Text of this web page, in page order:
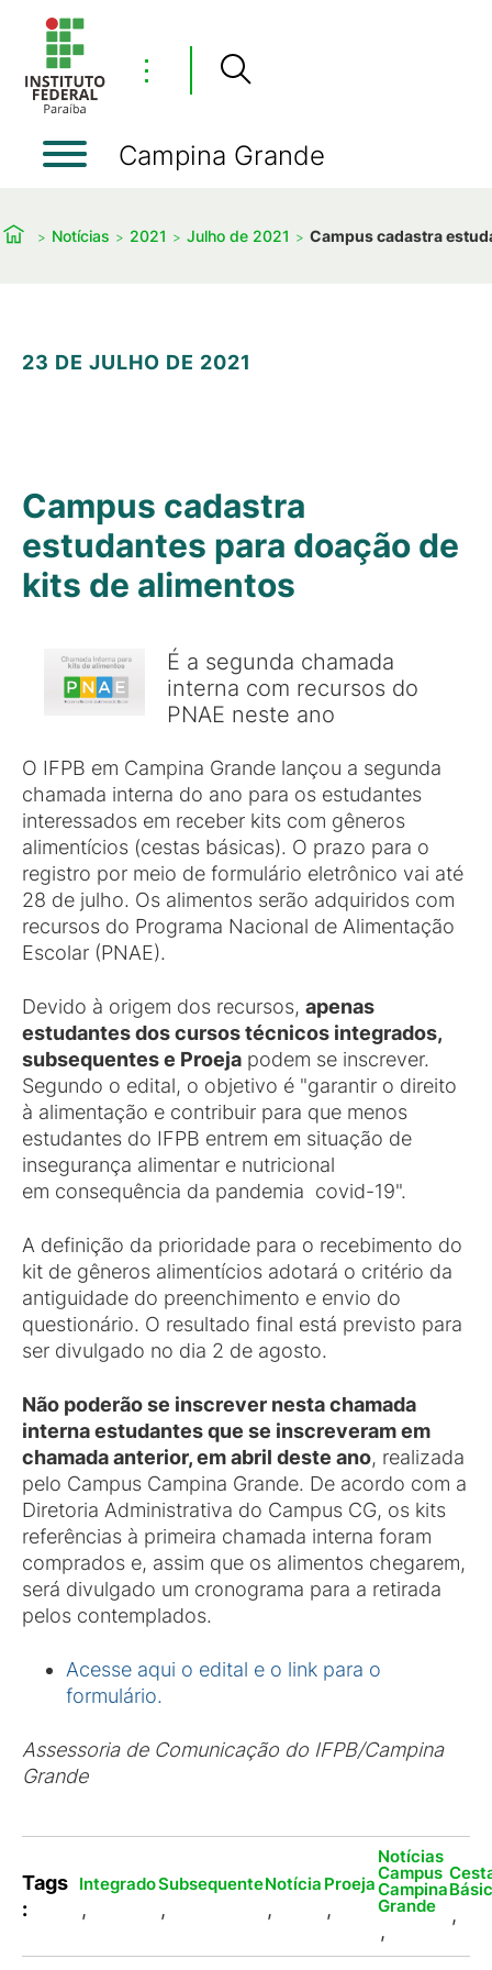
⋮
Campina Grande
Notícias 2021 Julho de 2021 Campus cadastra
23 DE JULHO DE 2021
Campus cadastra
estudantes para doação de
kits de alimentos
É a segunda chamada
interna com recursos do
PNAE neste ano
O IFPB em Campina Grande lançou a segunda
chamada interna do ano para os estudantes
interessados em receber kits com gêneros
alimentícios (cestas básicas). O prazo para o
registro por meio de formulário eletrônico vai até
28 de julho. Os alimentos serão adquiridos com
recursos do Programa Nacional de Alimentação
Escolar (PNAE).
Devido à origem dos recursos, apenas
estudantes dos cursos técnicos integrados,
subsequentes e Proeja podem se inscrever.
Segundo o edital, o objetivo é "garantir o direito
à alimentação e contribuir para que menos
estudantes do IFPB entrem em situação de
insegurança alimentar e nutricional
em consequência da pandemia covid-19".
A definição da prioridade para o recebimento do
kit de gêneros alimentícios adotará o critério da
antiguidade do preenchimento e envio do
questionário. O resultado final está previsto para
ser divulgado no dia 2 de agosto.
Não poderão se inscrever nesta chamada
interna estudantes que se inscreveram em
chamada anterior, em abril deste ano, realizada
pelo Campus Campina Grande. De acordo com a
Diretoria Administrativa do Campus CG, os kits
referências à primeira chamada interna foram
comprados e, assim que os alimentos chegarem,
será divulgado um cronograma para a retirada
pelos contemplados.
Acesse aqui o edital e o link para o
formulário.
Assessoria de Comunicação do IFPB/Campina
Grande
Tags
:
Integrado
,
Subsequente
,
Notícia
,
Proeja
,
Notícias
Campus
Campina
Grande
,
,